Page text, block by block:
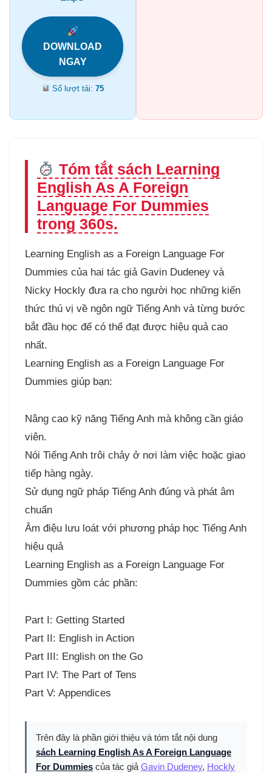
DOWNLOAD
NGAY
Số lượt tải:75
Tóm tắt sách Learning
English As A Foreign
Language For Dummies
trong 360s.
Learning English as a Foreign Language For
Dummies của hai tác giả Gavin Dudeney và
Nicky Hockly đưa ra cho người học những kiến
thức thú vị về ngôn ngữ Tiếng Anh và từng bước
bắt đầu học để có thể đạt được hiệu quả cao
nhất.
Learning English as a Foreign Language For
Dummies giúp bạn:
Nâng cao kỹ năng Tiếng Anh mà không cần giáo
viên.
Nói Tiếng Anh trôi chảy ở nơi làm việc hoặc giao
tiếp hàng ngày.
Sử dụng ngữ pháp Tiếng Anh đúng và phát âm
chuẩn
Âm điệu lưu loát với phương pháp học Tiếng Anh
hiệu quả
Learning English as a Foreign Language For
Dummies gồm các phần:
Part I: Getting Started
Part II: English in Action
Part III: English on the Go
Part IV: The Part of Tens
Part V: Appendices
Trên đây là phần giới thiệu và tóm tắt nội dung
sách Learning English As A Foreign Language
For Dummies của tác giả Gavin Dudeney, Hockly